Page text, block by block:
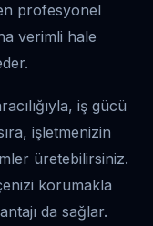
profesyonel
verimli hale
iş gücü
işletmenizin
üretebilirsiniz.
korumakla
da sağlar.